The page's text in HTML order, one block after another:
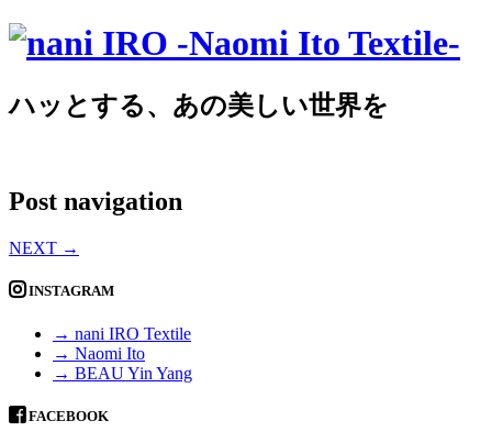
ハッとする、あの美しい世界を
Post navigation
NEXT →
INSTAGRAM
→ nani IRO Textile
→ Naomi Ito
→ BEAU Yin Yang
FACEBOOK